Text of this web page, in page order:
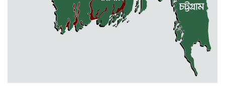
একাদশে ভর্তি নিয়ে এলো সিদ্ধান্ত
জুলাই-আগষ্ট আন্দোলনে শহীদদের
স্মরণে : স্পীকারের বৃক্ষরোপণ কর্মসূচি